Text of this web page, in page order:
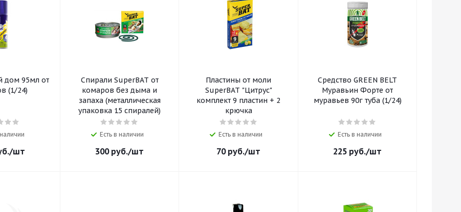
дом 95мл от
(1/24)
/шт
Спирали SuperBAT от
комаров без дыма и
запаха (металлическая
упаковка 15 спиралей)
Есть в наличии
300руб./шт
Пластины от моли
SuperBAT "Цитрус"
комплект 9 пластин + 2
крючка
Есть в наличии
70руб./шт
Средство GREEN BELT
Муравьин Форте от
муравьев 90г туба (1/24)
Есть в наличии
225 руб./шт